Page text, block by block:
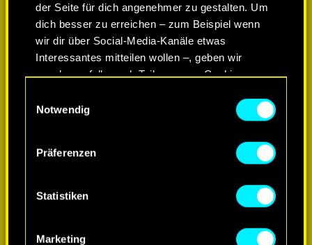
der Seite für dich angenehmer zu gestalten. Um
dich besser zu erreichen – zum Beispiel wenn
wir dir über Social-Media-Kanäle etwas
Interessantes mitteilen wollen –, geben wir
gegebenenfalls auch Teile unserer Cookies an
Cookies erfordert allerdings deine Zustimmung.
Alle Details zu unserer Nutzung von Cookies
findest du unten im Menü „Einstellungen“, wo du,
das Thema Cookies ändern kannst.
Notwendig
Präferenzen
Statistiken
Marketing